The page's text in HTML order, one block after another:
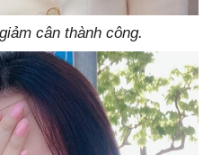
cân thành công.